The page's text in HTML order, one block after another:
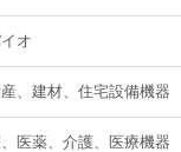
オ
、建材、住宅設備機器
医薬、介護、医療機器